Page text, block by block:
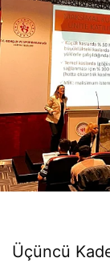
Üçüncü